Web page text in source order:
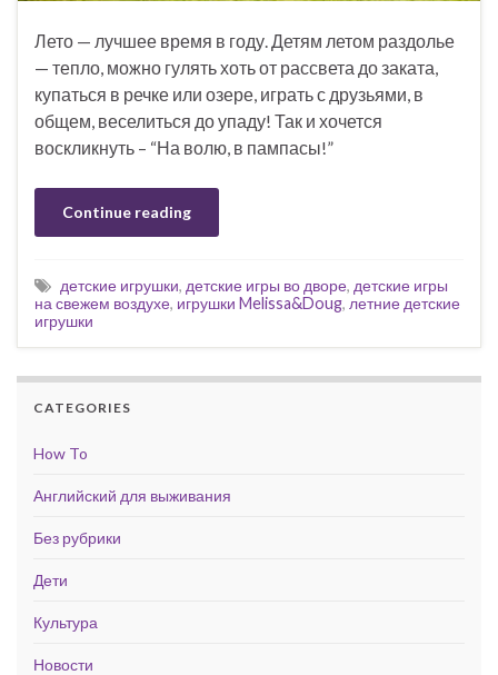
Лето — лучшее время в году. Детям летом раздолье
— тепло, можно гулять хоть от рассвета до заката,
купаться в речке или озере, играть с друзьями, в
общем, веселиться до упаду! Так и хочется
воскликнуть – “На волю, в пампасы!”
Continue reading
детские игрушки, детские игры во дворе, детские игры
на свежем воздухе, игрушки Melissa&Doug, летние детские
игрушки
CATEGORIES
How To
Английский для выживания
Без рубрики
Дети
Культура
Новости